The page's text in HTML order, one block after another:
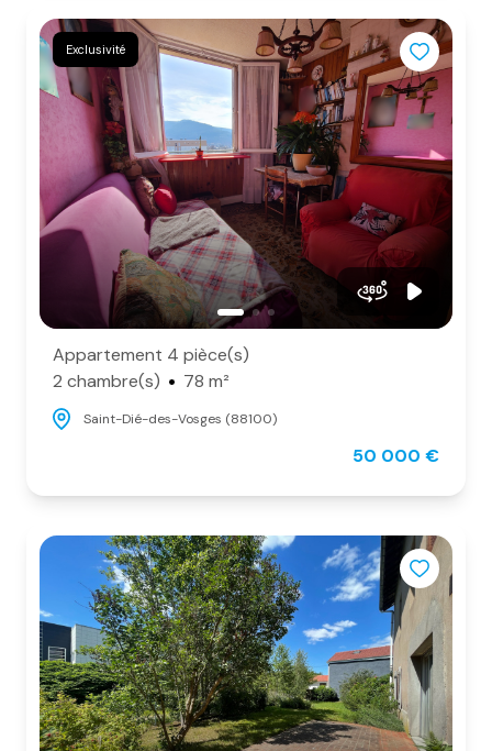
Exclusivité
Appartement 4 pièce(s)
2 chambre(s)
78 m²
Saint-Dié-des-Vosges (88100)
50 000 €